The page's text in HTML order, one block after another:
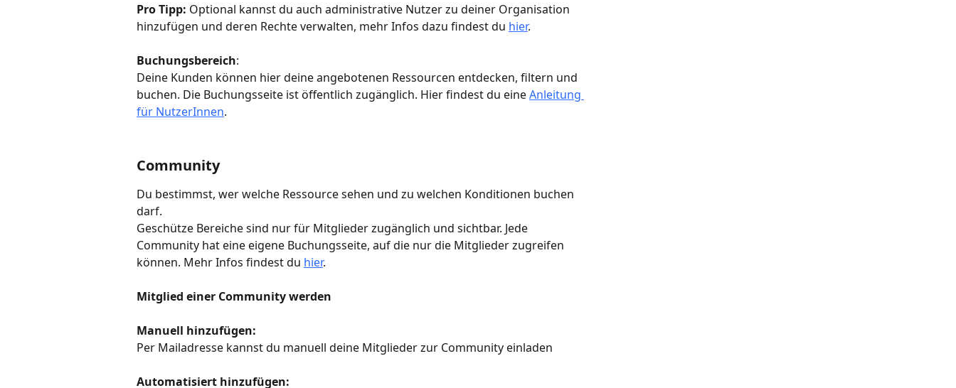
Pro Tipp: Optional kannst du auch administrative Nutzer zu deiner Organisation
hinzufügen und deren Rechte verwalten, mehr Infos dazu findest du hier.
Buchungsbereich:
Deine Kunden können hier deine angebotenen Ressourcen entdecken, filtern und
buchen. Die Buchungsseite ist öffentlich zugänglich. Hier findest du eine Anleitung
für NutzerInnen.
Community
Du bestimmst, wer welche Ressource sehen und zu welchen Konditionen buchen
darf.
Geschütze Bereiche sind nur für Mitglieder zugänglich und sichtbar. Jede
Community hat eine eigene Buchungsseite, auf die nur die Mitglieder zugreifen
können. Mehr Infos findest du hier.
Mitglied einer Community werden
Manuell hinzufügen:
Per Mailadresse kannst du manuell deine Mitglieder zur Community einladen
Automatisiert hinzufügen: